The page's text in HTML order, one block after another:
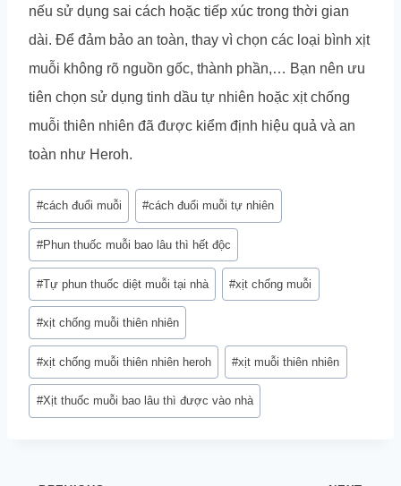
nếu sử dụng sai cách hoặc tiếp xúc trong thời gian
dài. Để đảm bảo an toàn, thay vì chọn các loại bình xịt
muỗi không rõ nguồn gốc, thành phần,… Bạn nên ưu
tiên chọn sử dụng tinh dầu tự nhiên hoặc xịt chống
muỗi thiên nhiên đã được kiểm định hiệu quả và an
toàn như Heroh.
Post
Tags:
#cách đuổi muỗi #cách đuổi muỗi tự nhiên
#Phun thuốc muỗi bao lâu thì hết độc
#Tự phun thuốc diệt muỗi tại nhà #xịt chống muỗi
#xịt chống muỗi thiên nhiên
#xịt chống muỗi thiên nhiên heroh #xịt muỗi thiên nhiên
#Xịt thuốc muỗi bao lâu thì được vào nhà